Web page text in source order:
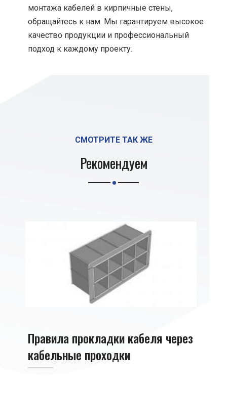
монтажа кабелей в кирпичные стены,
обращайтесь к нам. Мы гарантируем высокое
качество продукции и профессиональный
подход к каждому проекту.
СМОТРИТЕ ТАК ЖЕ
Рекомендуем
Правила прокладки кабеля через
кабельные проходки